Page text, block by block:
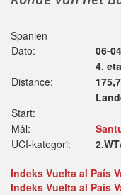
Spanien
Dato:
06-
4.
Distance:
Start:
Mål:
UCI-kategori:
Indeks Vuelta al País
Indeks Vuelta al País